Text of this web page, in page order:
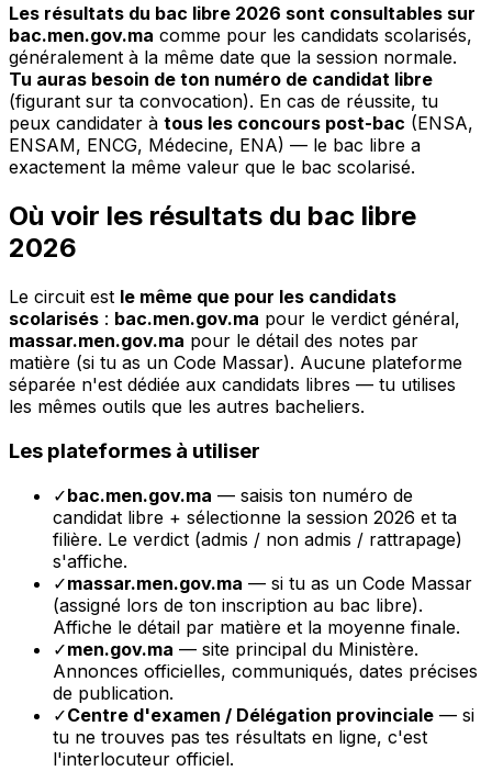
Les résultats du bac libre 2026 sont consultables sur
bac.men.gov.ma comme pour les candidats scolarisés,
généralement à la même date que la session normale.
Tu auras besoin de ton numéro de candidat libre
(figurant sur ta convocation). En cas de réussite, tu
peux candidater à tous les concours post-bac (ENSA,
ENSAM, ENCG, Médecine, ENA) — le bac libre a
exactement la même valeur que le bac scolarisé.
Où voir les résultats du bac libre
2026
Le circuit est le même que pour les candidats
scolarisés : bac.men.gov.ma pour le verdict général,
massar.men.gov.ma pour le détail des notes par
matière (si tu as un Code Massar). Aucune plateforme
séparée n'est dédiée aux candidats libres — tu utilises
les mêmes outils que les autres bacheliers.
Les plateformes à utiliser
✓bac.men.gov.ma — saisis ton numéro de
candidat libre + sélectionne la session 2026 et ta
filière. Le verdict (admis / non admis / rattrapage)
s'affiche.
✓massar.men.gov.ma — si tu as un Code Massar
(assigné lors de ton inscription au bac libre).
Affiche le détail par matière et la moyenne finale.
✓men.gov.ma — site principal du Ministère.
Annonces officielles, communiqués, dates précises
de publication.
✓Centre d'examen / Délégation provinciale — si
tu ne trouves pas tes résultats en ligne, c'est
l'interlocuteur officiel.